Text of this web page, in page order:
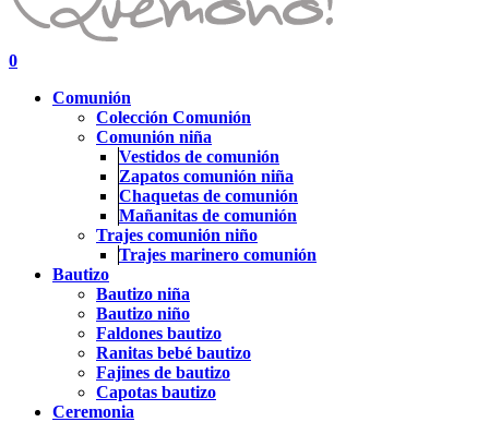
search
account
0
Comunión
Colección Comunión
Comunión niña
Vestidos de comunión
Zapatos comunión niña
Chaquetas de comunión
Mañanitas de comunión
Trajes comunión niño
Trajes marinero comunión
Bautizo
Bautizo niña
Bautizo niño
Faldones bautizo
Ranitas bebé bautizo
Fajines de bautizo
Capotas bautizo
Ceremonia